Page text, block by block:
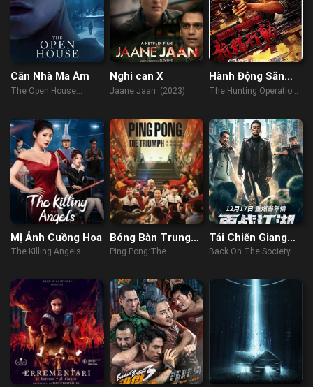
Căn Nhà Ma Ám
The Open House
Nghi can X
Jaane Jaan (2023)
Hành Động Săn
Bắn
The Hunting Operations
Mị Ảnh Cuồng Hoa
The Killing Angels
Bóng Bàn Trung
Quốc: Cuộc Phản
Ping Pong:The
Tái Chiến Giang
Hồ
Back On The Society